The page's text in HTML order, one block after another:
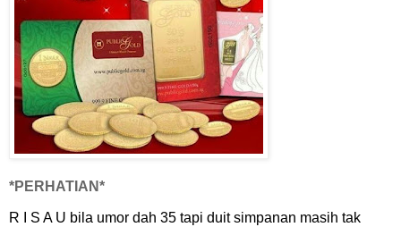
*PERHATIAN*
R I S A U bila umor dah 35 tapi duit simpanan masih tak